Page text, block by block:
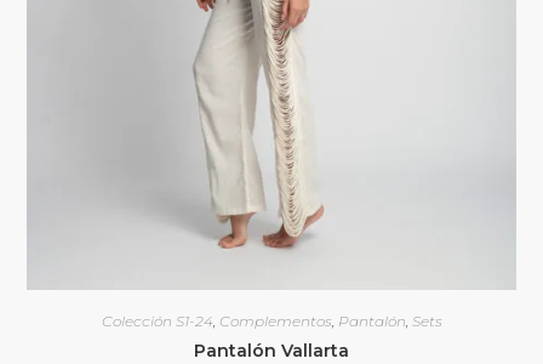
Colección S1-24, Complementos, Pantalón, Sets
Pantalón Vallarta